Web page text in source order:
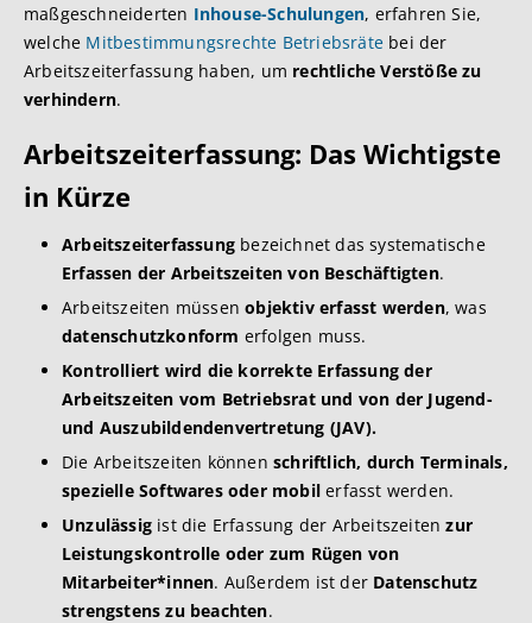
maßgeschneiderten Inhouse-Schulungen, erfahren Sie,
welche Mitbestimmungsrechte Betriebsräte bei der
Arbeitszeiterfassung haben, um rechtliche Verstöße zu
verhindern.
Arbeitszeiterfassung: Das Wichtigste
in Kürze
Arbeitszeiterfassung bezeichnet das systematische
Erfassen der Arbeitszeiten von Beschäftigten.
Arbeitszeiten müssenobjektiv erfasst werden, was
datenschutzkonform erfolgen muss.
Kontrolliert wird die korrekte Erfassung der
Arbeitszeiten vom Betriebsrat und von der Jugend-
und Auszubildendenvertretung (JAV).
Die Arbeitszeiten können schriftlich, durch Terminals,
spezielle Softwares oder mobil erfasst werden.
Unzulässig ist die Erfassung der Arbeitszeitenzur
Leistungskontrolle oder zum Rügen von
Mitarbeiter*innen. Außerdem ist der Datenschutz
strengstens zu beachten.